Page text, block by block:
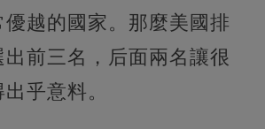
越的國家。那麼美國排
前三名，后面兩名讓很
乎意料。